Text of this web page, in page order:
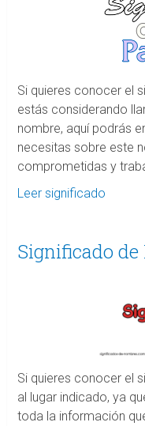
Si quieres conocer el
estás considerando
nombre, aquí podrás
necesitas sobre este
comprometidas y
Leer significado
Significado de
Si quieres conocer el
al lugar indicado, ya
toda la información